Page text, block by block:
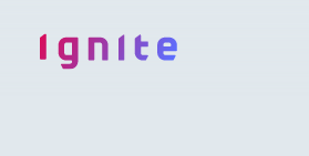
Ignite • Video Experience Cloud